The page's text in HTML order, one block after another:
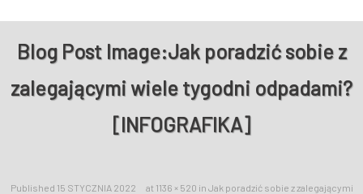
O NAS
RADNI I ZARZĄD DZIELNICY
NASZE DZIAŁANIA
Blog Post Image:Jak poradzić sobie z
zalegającymi wiele tygodni odpadami?
[INFOGRAFIKA]
Published 15 STYCZNIA 2022 at 1136 × 520 in Jak poradzić sobie z zalegającymi